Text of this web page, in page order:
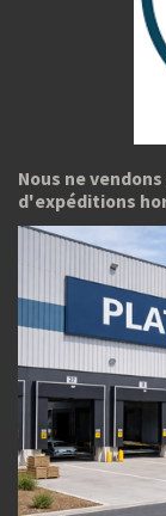
Nous ne
d'expéditions